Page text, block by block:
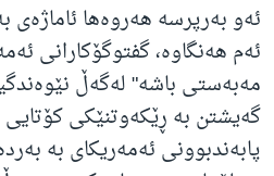
ئەو بەرپرسە هەروەها
ئەم هەنگاوە، گفتوگۆکارانی
مەبەستی باشە" لەگەڵ
گەیشتن بە ڕێکەوتنێکی کۆتایی
پابەندبوونی ئەمەریکای بە